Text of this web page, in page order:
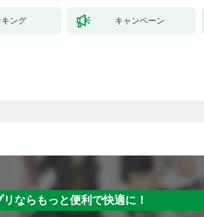
キング キャンペーン
リならもっと便利で快適に！